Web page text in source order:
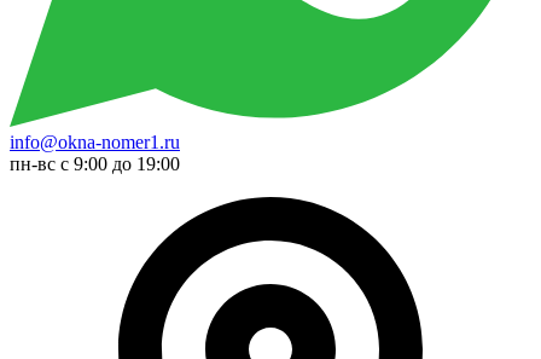
info@okna-nomer1.ru
пн-вс с 9:00 до 19:00